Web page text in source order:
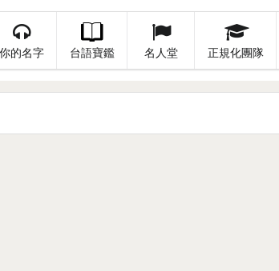
你的名字 台語寶鑑 名人堂 正規化團隊